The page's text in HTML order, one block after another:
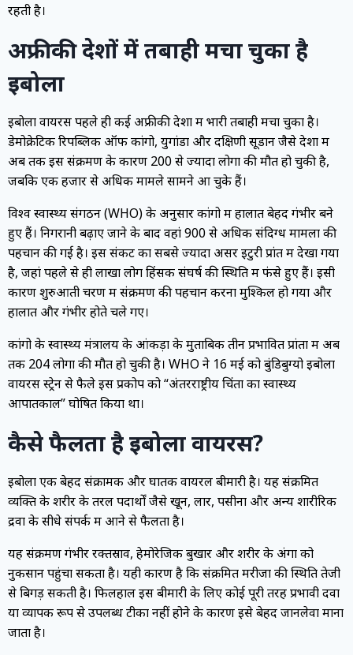
रहती है।
अफ्रीकी देशों में तबाही मचा चुका है
इबोला
इबोला वायरस पहले ही कई अफ्रीकी देशों में भारी तबाही मचा चुका है।
डेमोक्रेटिक रिपब्लिक ऑफ कांगो, युगांडा और दक्षिणी सूडान जैसे देशों में
अब तक इस संक्रमण के कारण 200 से ज्यादा लोगों की मौत हो चुकी है,
जबकि एक हजार से अधिक मामले सामने आ चुके हैं।
विश्व स्वास्थ्य संगठन (WHO) के अनुसार कांगो में हालात बेहद गंभीर बने
हुए हैं। निगरानी बढ़ाए जाने के बाद वहां 900 से अधिक संदिग्ध मामलों की
पहचान की गई है। इस संकट का सबसे ज्यादा असर इटुरी प्रांत में देखा गया
है, जहां पहले से ही लाखों लोग हिंसक संघर्ष की स्थिति में फंसे हुए हैं। इसी
कारण शुरुआती चरण में संक्रमण की पहचान करना मुश्किल हो गया और
हालात और गंभीर होते चले गए।
कांगो के स्वास्थ्य मंत्रालय के आंकड़ों के मुताबिक तीन प्रभावित प्रांतों में अब
तक 204 लोगों की मौत हो चुकी है। WHO ने 16 मई को बुंडिबुग्यो इबोला
वायरस स्ट्रेन से फैले इस प्रकोप को “अंतरराष्ट्रीय चिंता का स्वास्थ्य
आपातकाल” घोषित किया था।
कैसे फैलता है इबोला वायरस?
इबोला एक बेहद संक्रामक और घातक वायरल बीमारी है। यह संक्रमित
व्यक्ति के शरीर के तरल पदार्थों जैसे खून, लार, पसीना और अन्य शारीरिक
द्रवों के सीधे संपर्क में आने से फैलता है।
यह संक्रमण गंभीर रक्तस्राव, हेमोरेजिक बुखार और शरीर के अंगों को
नुकसान पहुंचा सकता है। यही कारण है कि संक्रमित मरीजों की स्थिति तेजी
से बिगड़ सकती है। फिलहाल इस बीमारी के लिए कोई पूरी तरह प्रभावी दवा
या व्यापक रूप से उपलब्ध टीका नहीं होने के कारण इसे बेहद जानलेवा माना
जाता है।